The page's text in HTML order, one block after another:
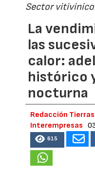
Sector
La
las
calor:
histórico
nocturna
Redacción
Interempresas
615